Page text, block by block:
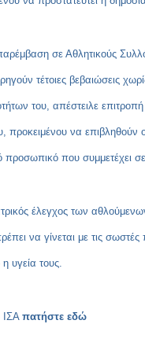
σε Αθλητικούς
τέτοιες βεβαιώσεις
του, απέστειλε
προκειμένου να επιβληθούν
προσωπικό που συμμετέχει σε
έλεγχος των
να γίνεται με τις
υγεία τους.
ΙΣΑ πατήστε εδώ